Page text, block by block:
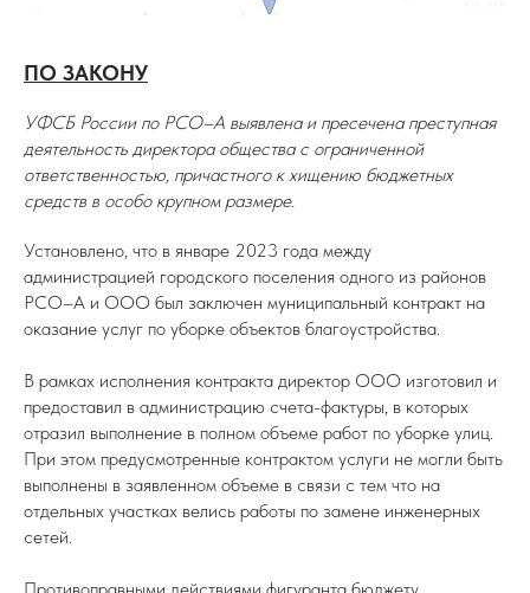
ПО ЗАКОНУ
УФСБ России по РСО–А выявлена и пресечена преступная
деятельность директора общества с ограниченной
ответственностью, причастного к хищению бюджетных
средств в особо крупном размере.
Установлено, что в январе 2023 года между
администрацией городского поселения одного из районов
РСО–А и ООО был заключен муниципальный контракт на
оказание услуг по уборке объектов благоустройства.
В рамках исполнения контракта директор ООО изготовил и
предоставил в администрацию счета-фактуры, в которых
отразил выполнение в полном объеме работ по уборке улиц.
При этом предусмотренные контрактом услуги не могли быть
выполнены в заявленном объеме в связи с тем что на
отдельных участках велись работы по замене инженерных
сетей.